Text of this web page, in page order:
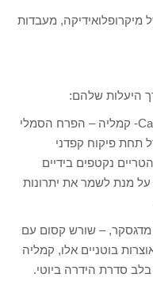
מיקרופלואידיקה, מעבדות
היעלות שלהם:
• Camellia, Camellia japonica alba plena- קמליה – הפרח הסמלי
תחת פיקוח קפדני
נקטפים בידיים
מנת לשמר את יתרונות
מדגסקר, – שורש קסום עם
בוטניים אלו, קמליה
בלב סדרת הידרה ביוטי.